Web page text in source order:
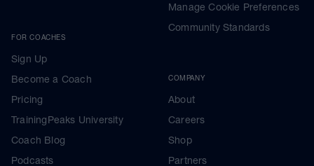
FOR COACHES
Sign Up
Become a Coach
Pricing
TrainingPeaks University
Coach Blog
Podcasts
Manage Cookie Preferences
Community Standards
COMPANY
About
Careers
Shop
Partners